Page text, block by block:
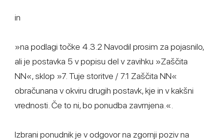
in
»na podlagi točke 4.3.2 Navodil prosim za pojasnilo,
ali je postavka 5 v popisu del v zavihku »Zaščita
NN«, sklop »7. Tuje storitve / 7.1 Zaščita NN«
obračunana v okviru drugih postavk, kje in v kakšni
vrednosti. Če to ni, bo ponudba zavrnjena.«.
Izbrani ponudnik je v odgovor na zgornji poziv na